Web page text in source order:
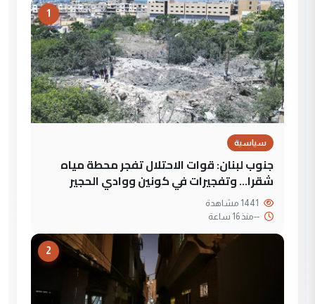
1
سياسية
جنوب لبنان: قوات الاحتلال تفجر محطة مياه
شقرا… وتفجيرات في كونين ووادي الحجير
--منذ 16 ساعة
2